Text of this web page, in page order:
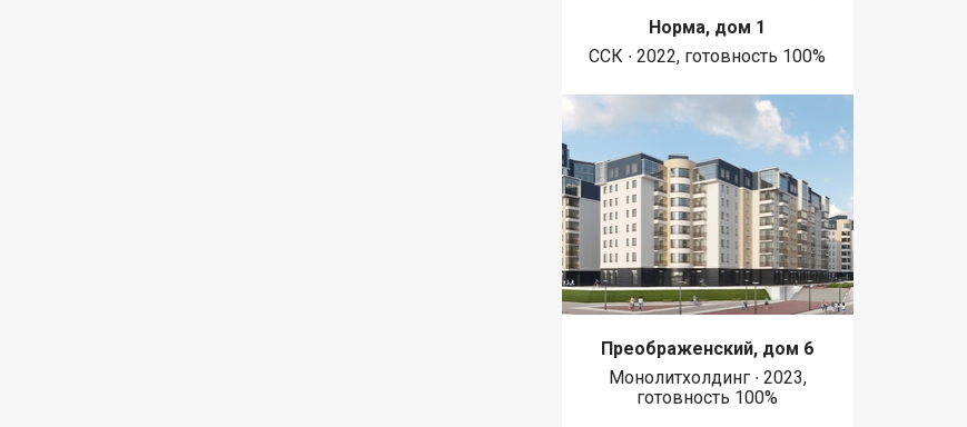
Норма, дом 1
ССК ∙ 2022, готовность 100%
Преображенский, дом 6
Монолитхолдинг ∙ 2023,
готовность 100%